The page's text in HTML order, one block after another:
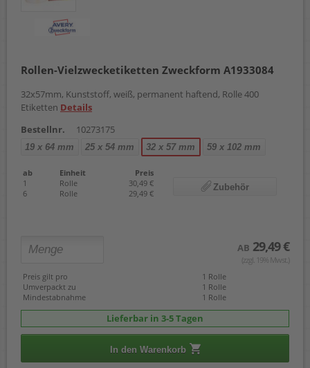
Rollen-Vielzwecketiketten Zweckform A1933084
32x57mm, Kunststoff, weiß, permanent haftend, Rolle 400
Etiketten Details
Bestellnr.
10273175
19 x 64 mm 25 x 54 mm 32 x 57 mm 59 x 102 mm
ab Einheit
Preis
1
Rolle
30,49 €
6
Rolle 29,49 €
Zubehör
AB 29,49 €
(zzgl. 19% Mwst.)
Preis gilt pro
1 Rolle
Umverpackt zu
1 Rolle
Mindestabnahme
1 Rolle
Lieferbar in 3-5 Tagen
In den Warenkorb